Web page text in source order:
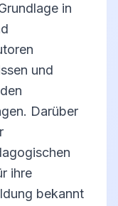
in
und
Darüber
ihre
bekannt